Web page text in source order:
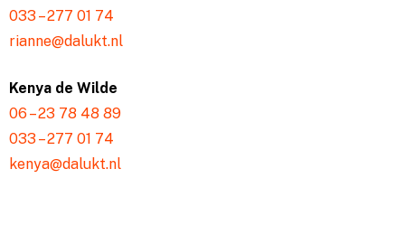
033 – 277 01 74
rianne@dalukt.nl
Kenya de Wilde
06 – 23 78 48 89
033 – 277 01 74
kenya@dalukt.nl